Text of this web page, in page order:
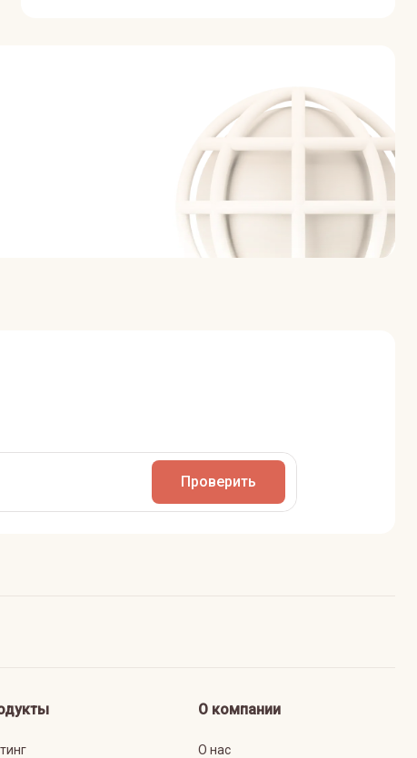
Проверить
О компании
О нас